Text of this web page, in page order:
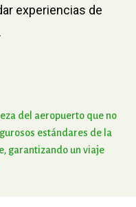
experiencias de
del aeropuerto que no
estándares de la
garantizando un viaje